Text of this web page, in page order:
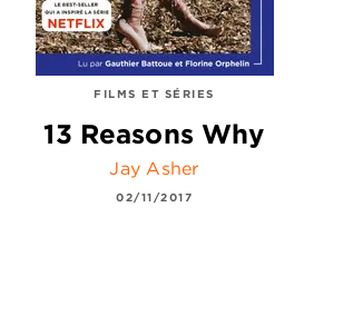
FILMS ET SÉRIES
13 Reasons Why
Jay Asher
02/11/2017